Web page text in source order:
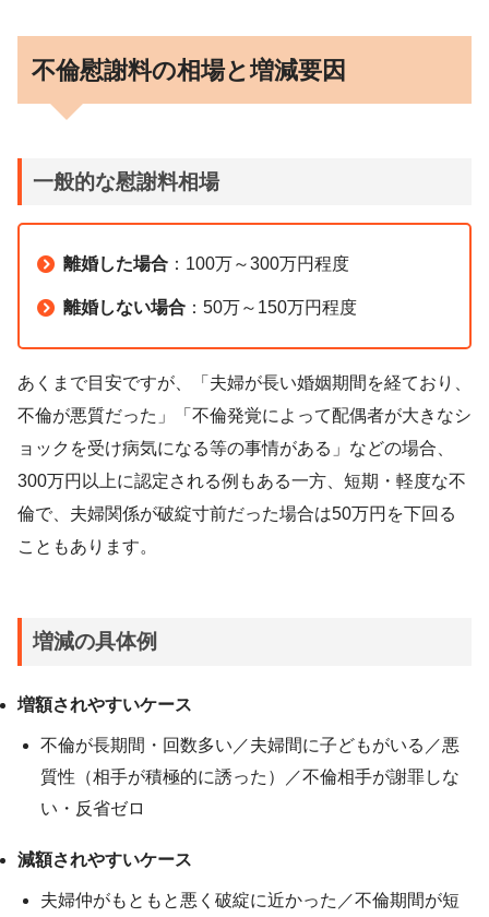
不倫慰謝料の相場と増減要因
一般的な慰謝料相場
離婚した場合 ：100万～300万円程度
離婚しない場合 ：50万～150万円程度
あくまで目安ですが、「夫婦が長い婚姻期間を経ており、
不倫が悪質だった」「不倫発覚によって配偶者が大きなシ
ョックを受け病気になる等の事情がある」などの場合、
300万円以上に認定される例もある一方、短期・軽度な不
倫で、夫婦関係が破綻寸前だった場合は50万円を下回る
こともあります。
増減の具体例
増額されやすいケース
不倫が長期間・回数多い／夫婦間に子どもがいる／悪
質性（相手が積極的に誘った）／不倫相手が謝罪しな
い・反省ゼロ
減額されやすいケース
夫婦仲がもともと悪く破綻に近かった／不倫期間が短